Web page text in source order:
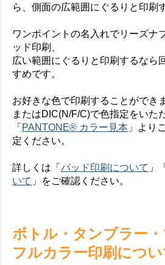
ら、側面の広範囲にぐるりと印刷
ワンポイントの名入れでリーズナ
ッド印刷、
広い範囲にぐるりと印刷するなら
すめです。
お好きな色で印刷することができ
またはDIC(N/F/C)で色指定をいた
「 PANTONE® カラー見本 」より
定ください。
詳しくは「 パッド印刷について 」「
いて 」をご確認ください。
ボトル・タンブラー
フルカラー印刷につい